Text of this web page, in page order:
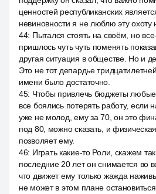
ценностей республиканских
невиновности я не люблю эту охоту
44: Пытался стоять на своём, но
пришлось чуть чуть поменять
другая ситуация в обществе. Но и
Это не тот депардье
имени было достаточно.
45: Чтобы привлечь бюджеты любые
все боялись потерять работу, если
уже не молод, ему за 70, он это
под 80, можно сказать, и
позволяет ему.
46: Играть какие-то Роли, скажем
последние 20 лет он снимается во
что движет ему только жажда
не может в этом плане